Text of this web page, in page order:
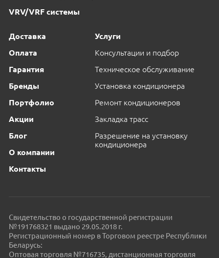
VRV/VRF системы
Доставка
Оплата
Гарантия
Бренды
Портфолио
Акции
Блог
О компании
Контакты
Услуги
Консультации и подбор
Техническое обслуживание
Установка кондиционера
Ремонт кондиционеров
Закладка трасс
Разрешение на установку
кондиционера
Свидетельство о государственной регистрации
№191768321 выдано 29.05.2018 г.
Регистрационный номер в Торговом реестре Республики
Беларусь:
Оптовая торговля №716735, дистанционная торговля